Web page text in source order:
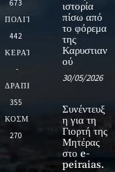
673
ΠΟΛΙΤΙΚΗ
442
ΚΕΡΑΤΣΙΝΙ
-
ΔΡΑΠΕΤΣΩΝΑ
355
ΚΟΣΜΟΣ
270
ιστορία
πίσω από
το φόρεμα
της
Καρυστιαν
ού
30/05/2026
Συνέντευξ
η για τη
Γιορτή της
Μητέρας
στο e-
peiraias.